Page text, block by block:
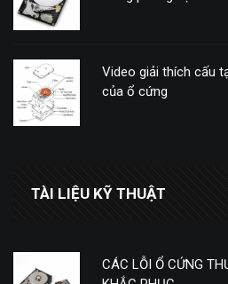
Video giải thích cấu
của ổ cứng
TÀI LIỆU KỸ THUẬT
CÁC LỖI Ổ CỨNG